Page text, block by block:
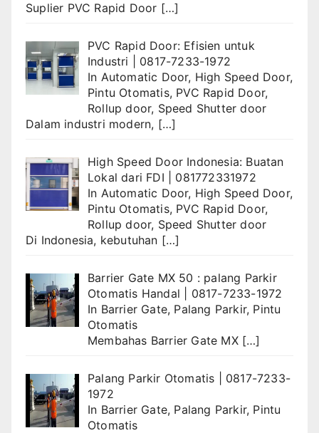
Suplier PVC Rapid Door […]
PVC Rapid Door: Efisien untuk
Industri | 0817-7233-1972
In Automatic Door, High Speed Door,
Pintu Otomatis, PVC Rapid Door,
Rollup door, Speed Shutter door
Dalam industri modern, […]
High Speed Door Indonesia: Buatan
Lokal dari FDI | 081772331972
In Automatic Door, High Speed Door,
Pintu Otomatis, PVC Rapid Door,
Rollup door, Speed Shutter door
Di Indonesia, kebutuhan […]
Barrier Gate MX 50 : palang Parkir
Otomatis Handal | 0817-7233-1972
In Barrier Gate, Palang Parkir, Pintu
Otomatis
Membahas Barrier Gate MX […]
Palang Parkir Otomatis | 0817-7233-
1972
In Barrier Gate, Palang Parkir, Pintu
Otomatis